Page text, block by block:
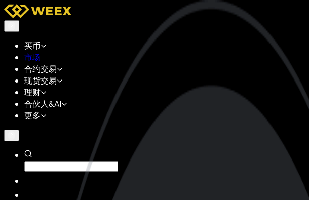
买币
市场
合约交易
现货交易
理财
合伙人&AI
更多